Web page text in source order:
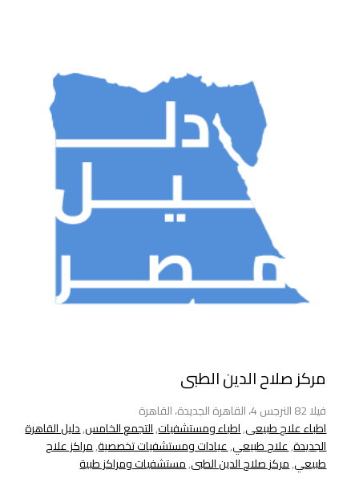
مركز صلاح الدين الطبى
فيلا 82 النرجس 4، القاهرة الجديدة، القاهرة
اطباء علاج طبيعى,اطباء ومستشفيات,التجمع الخامس,دليل القاهرة
الجديدة,علاج طبيعي,عيادات ومستشفيات تخصصية,مراكز علاج
طبيعي,مركز صلاح الدين الطبى,مستشفيات ومراكز طبية